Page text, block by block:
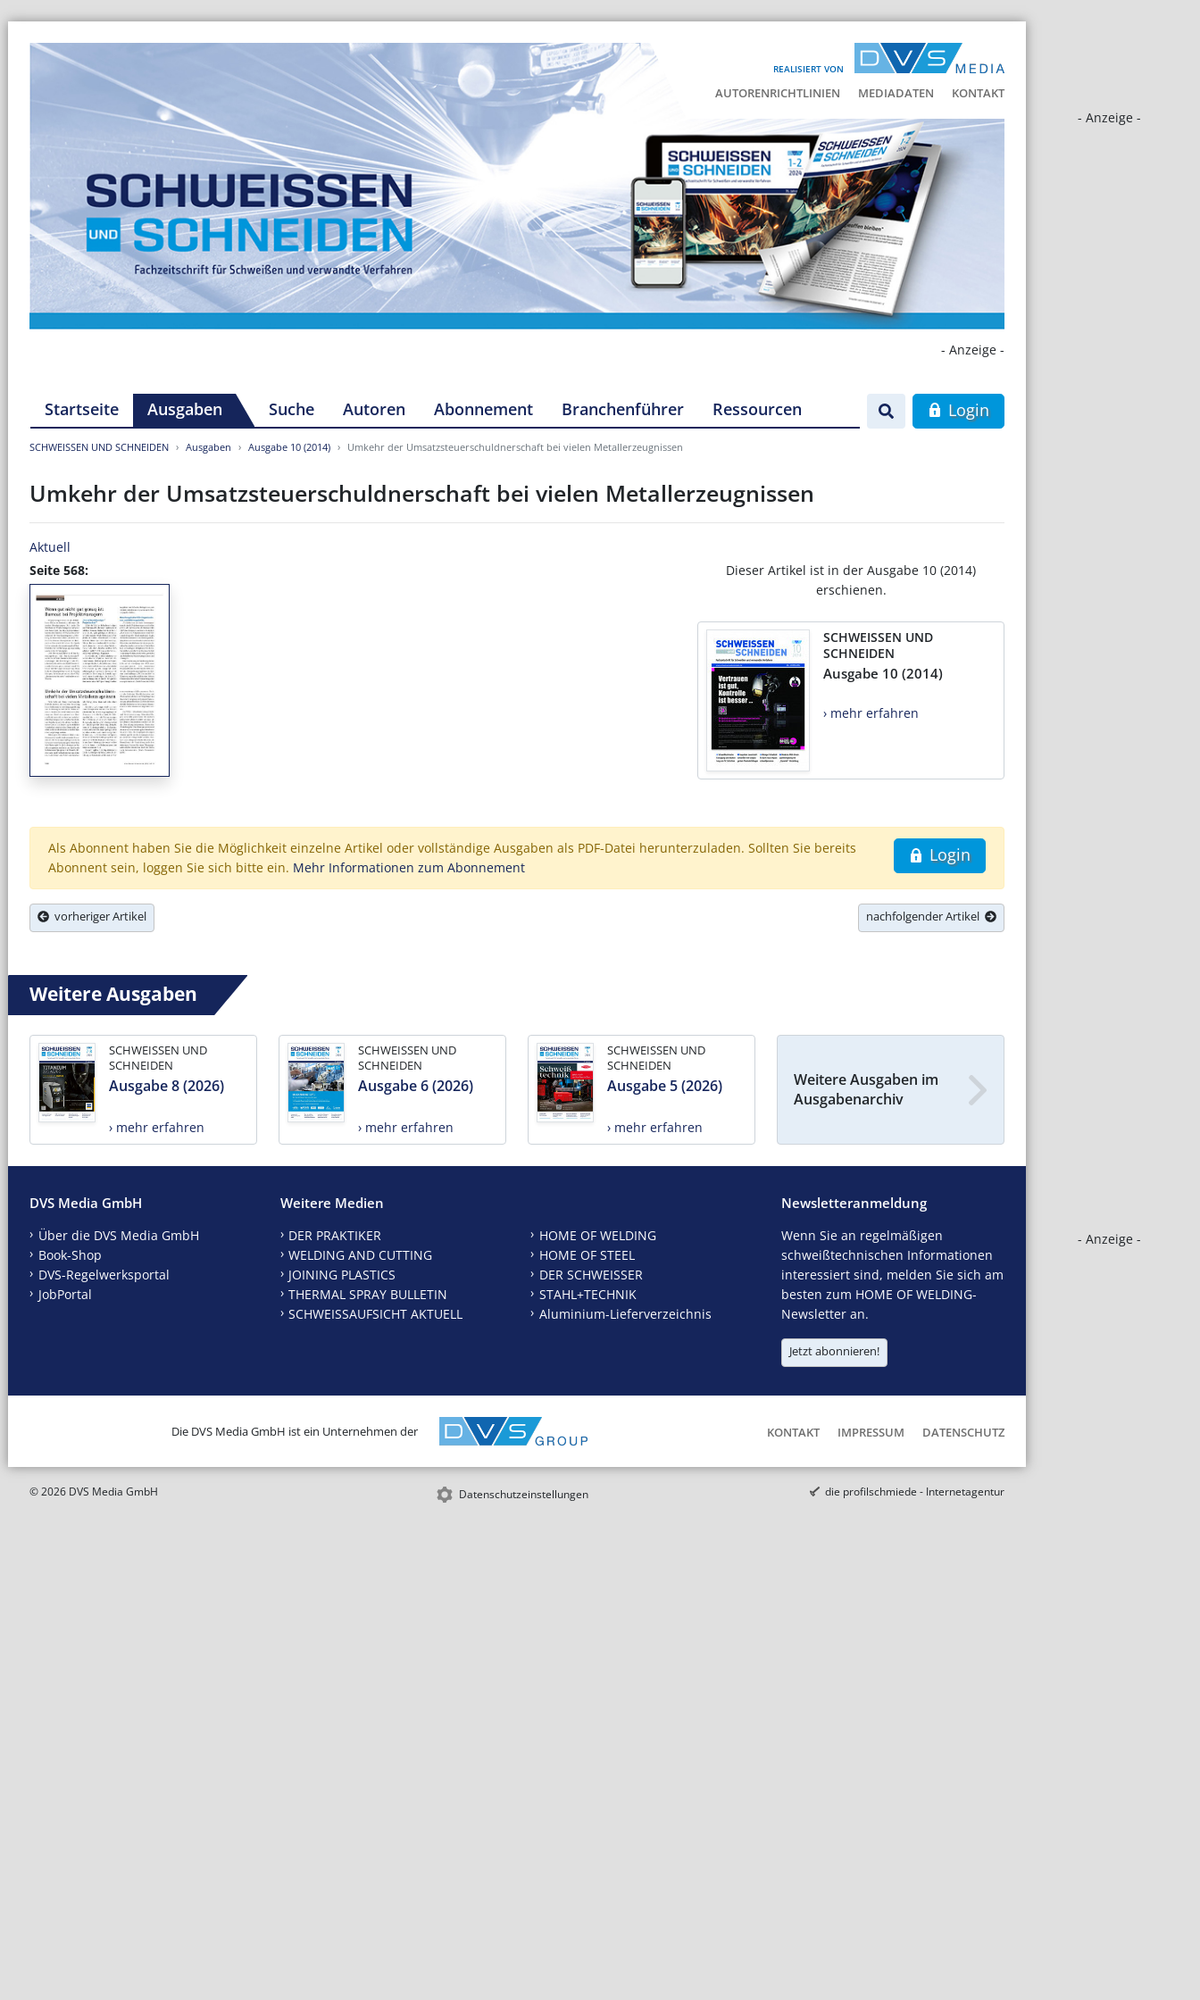
REALISIERT VON
AUTORENRICHTLINIEN MEDIADATEN KONTAKT
- Anzeige -
- Anzeige -
- Anzeige -
Startseite Ausgaben Suche Autoren Abonnement Branchenführer Ressourcen Login
SCHWEISSEN UND SCHNEIDEN Ausgaben Ausgabe 10 (2014) Umkehr der Umsatzsteuerschuldnerschaft bei vielen Metallerzeugnissen
Umkehr der Umsatzsteuerschuldnerschaft bei vielen Metallerzeugnissen
Aktuell
Seite 568:
Dieser Artikel ist in der Ausgabe 10 (2014)
erschienen.
SCHWEISSEN UND
SCHNEIDEN
Ausgabe 10 (2014)
› mehr erfahren
Login
Als Abonnent haben Sie die Möglichkeit einzelne Artikel oder vollständige Ausgaben als PDF-Datei herunterzuladen. Sollten Sie bereits
Abonnent sein, loggen Sie sich bitte ein. Mehr Informationen zum Abonnement
vorheriger Artikel nachfolgender Artikel
Weitere Ausgaben
SCHWEISSEN UND
SCHNEIDEN
Ausgabe 8 (2026)
› mehr erfahren
SCHWEISSEN UND
SCHNEIDEN
Ausgabe 6 (2026)
› mehr erfahren
SCHWEISSEN UND
SCHNEIDEN
Ausgabe 5 (2026)
› mehr erfahren
Weitere Ausgaben im
Ausgabenarchiv
DVS Media GmbH
Über die DVS Media GmbH
Book-Shop
DVS-Regelwerksportal
JobPortal
Weitere Medien
DER PRAKTIKER
WELDING AND CUTTING
JOINING PLASTICS
THERMAL SPRAY BULLETIN
SCHWEISSAUFSICHT AKTUELL
HOME OF WELDING
HOME OF STEEL
DER SCHWEISSER
STAHL+TECHNIK
Aluminium-Lieferverzeichnis
Newsletteranmeldung
Wenn Sie an regelmäßigen
schweißtechnischen Informationen
interessiert sind, melden Sie sich am
besten zum HOME OF WELDING-
Newsletter an.
Jetzt abonnieren!
Die DVS Media GmbH ist ein Unternehmen der KONTAKT IMPRESSUM DATENSCHUTZ
© 2026 DVS Media GmbH Datenschutzeinstellungen die profilschmiede - Internetagentur